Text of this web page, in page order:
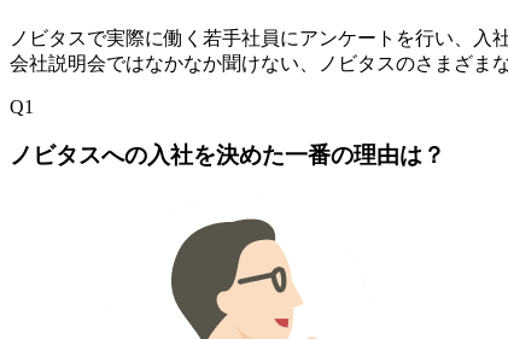
ノビタスで実際に働く若手社員にアンケートを行い、入
会社説明会ではなかなか聞けない、ノビタスのさまざま
Q1
ノビタスへの入社を決めた一番の理由は？